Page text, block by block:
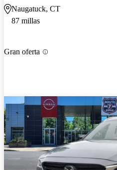
Naugatuck, CT
87 millas
Gran oferta